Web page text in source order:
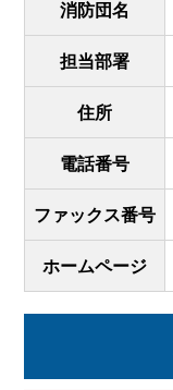
消防団名
担当部署
住所
電話番号
ファックス番号
ホームページ